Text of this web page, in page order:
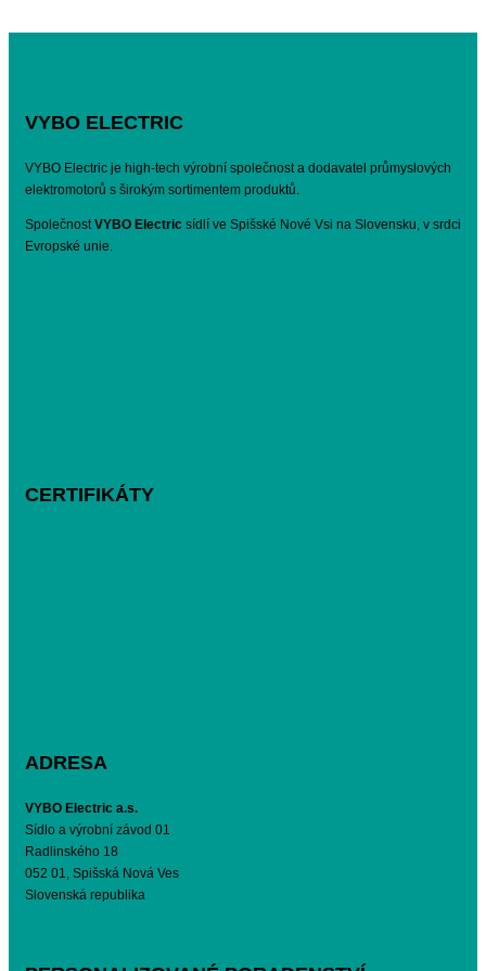
VYBO ELECTRIC
VYBO Electric je high-tech výrobní společnost a dodavatel průmyslových
elektromotorů s širokým sortimentem produktů.
SpolečnostVYBO Electric sídlí ve Spišské Nové Vsi na Slovensku, v srdci
Evropské unie.
CERTIFIKÁTY
ADRESA
VYBO Electric a.s.
Sídlo a výrobní závod 01
Radlinského 18
052 01, Spišská Nová Ves
Slovenská republika